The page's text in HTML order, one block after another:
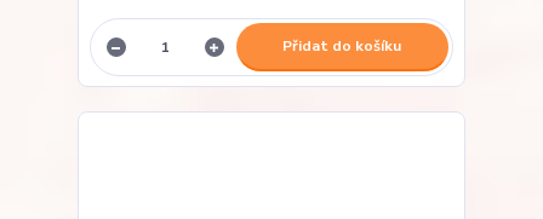
Přidat do košíku